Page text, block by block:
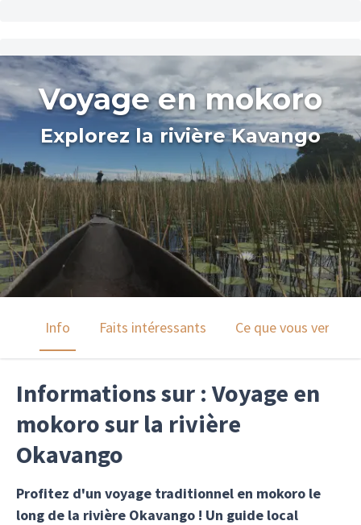
Voyage en mokoro
Explorez la rivière Kavango
Info Faits intéressants Ce que vous verrez
Informations sur : Voyage en
mokoro sur la rivière
Okavango
Profitez d'un voyage traditionnel en mokoro le
long de la rivière Okavango ! Un guide local